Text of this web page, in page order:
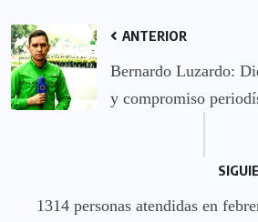
ANTERIOR
Bernardo Luzardo:
y compromiso
1314 personas atendidas en